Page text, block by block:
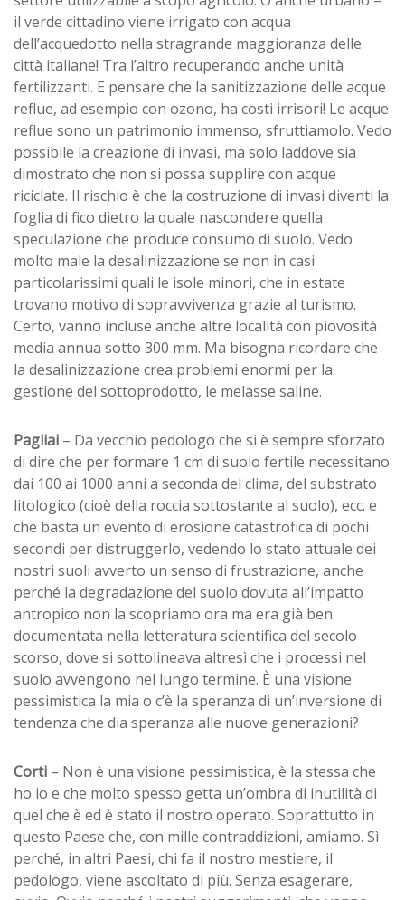
il verde cittadino viene irrigato con acqua
dell’acquedotto nella stragrande maggioranza delle
città italiane! Tra l’altro recuperando anche unità
fertilizzanti. E pensare che la sanitizzazione delle acque
reflue, ad esempio con ozono, ha costi irrisori! Le acque
reflue sono un patrimonio immenso, sfruttiamolo. Vedo
possibile la creazione di invasi, ma solo laddove sia
dimostrato che non si possa supplire con acque
riciclate. Il rischio è che la costruzione di invasi diventi la
foglia di fico dietro la quale nascondere quella
speculazione che produce consumo di suolo. Vedo
molto male la desalinizzazione se non in casi
particolarissimi quali le isole minori, che in estate
trovano motivo di sopravvivenza grazie al turismo.
Certo, vanno incluse anche altre località con piovosità
media annua sotto 300 mm. Ma bisogna ricordare che
la desalinizzazione crea problemi enormi per la
gestione del sottoprodotto, le melasse saline.
Pagliai – Da vecchio pedologo che si è sempre sforzato
di dire che per formare 1 cm di suolo fertile necessitano
dai 100 ai 1000 anni a seconda del clima, del substrato
litologico (cioè della roccia sottostante al suolo), ecc. e
che basta un evento di erosione catastrofica di pochi
secondi per distruggerlo, vedendo lo stato attuale dei
nostri suoli avverto un senso di frustrazione, anche
perché la degradazione del suolo dovuta all’impatto
antropico non la scopriamo ora ma era già ben
documentata nella letteratura scientifica del secolo
scorso, dove si sottolineava altresì che i processi nel
suolo avvengono nel lungo termine. È una visione
pessimistica la mia o c’è la speranza di un’inversione di
tendenza che dia speranza alle nuove generazioni?
Corti – Non è una visione pessimistica, è la stessa che
ho io e che molto spesso getta un’ombra di inutilità di
quel che è ed è stato il nostro operato. Soprattutto in
questo Paese che, con mille contraddizioni, amiamo. Sì
perché, in altri Paesi, chi fa il nostro mestiere, il
pedologo, viene ascoltato di più. Senza esagerare,